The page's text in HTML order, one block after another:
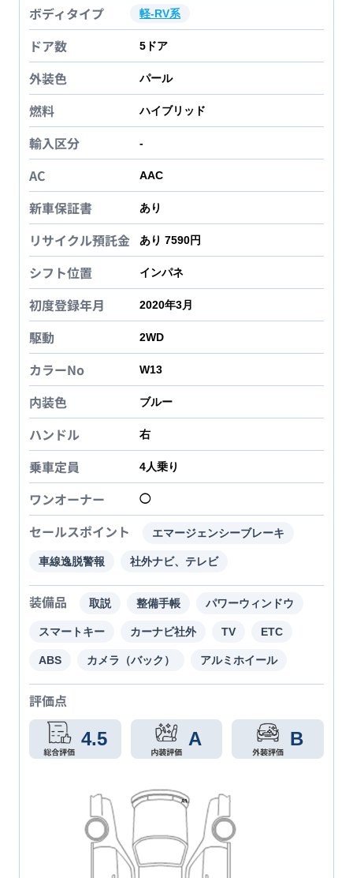
ボディタイプ 軽-RV系
ドア数 5 ドア
外装色 パール
燃料 ハイブリッド
輸入区分 -
AC AAC
新車保証書 あり
リサイクル預託金 あり 7590円
シフト位置 インパネ
初度登録年月 2020年3月
駆動 2WD
カラーNo W13
内装色 ブルー
ハンドル 右
乗車定員 4人乗り
ワンオーナー ◯
セールスポイント エマージェンシーブレーキ
車線逸脱警報 社外ナビ、テレビ
装備品 取説 整備手帳 パワーウィンドウ
スマートキー カーナビ社外 TV ETC
ABS カメラ（バック） アルミホイール
評価点
4.5 A B